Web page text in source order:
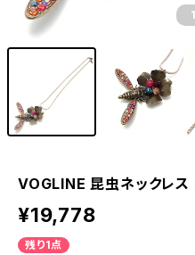
1
VOGLINE 昆虫ネックレ
¥19,778
残り1点